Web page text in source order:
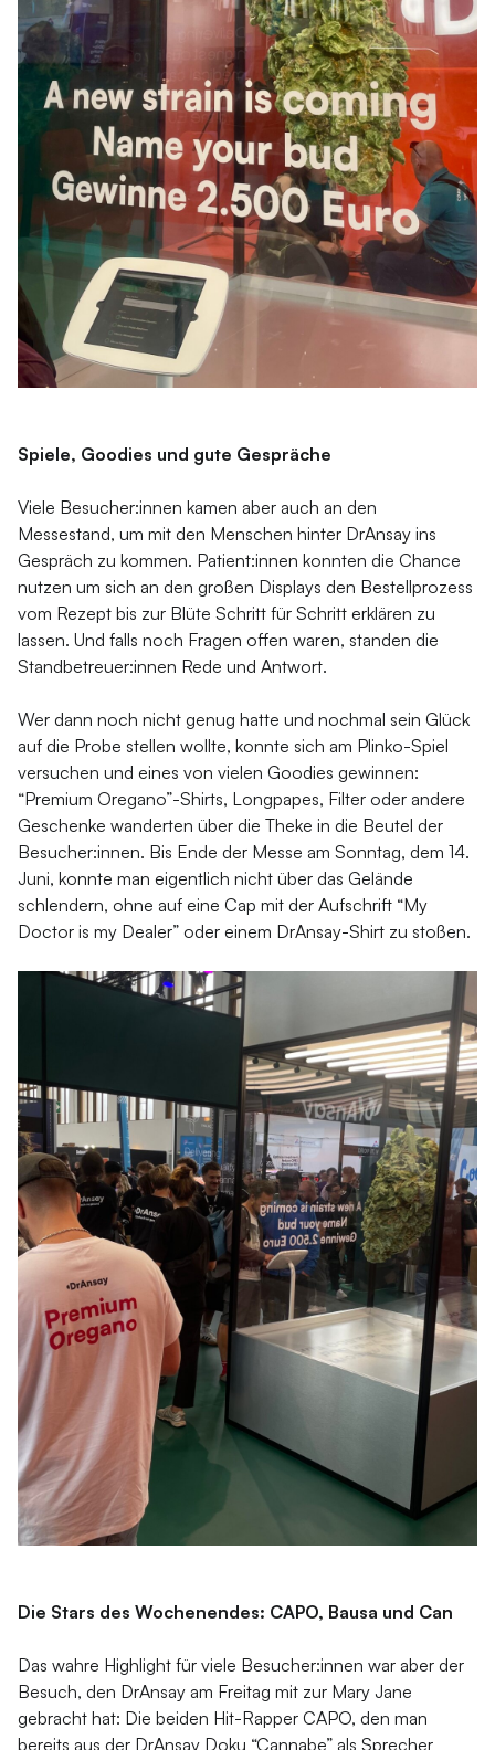
Spiele, Goodies und gute Gespräche
Viele Besucher:innen kamen aber auch an den
Messestand, um mit den Menschen hinter DrAnsay ins
Gespräch zu kommen. Patient:innen konnten die Chance
nutzen um sich an den großen Displays den Bestellprozess
vom Rezept bis zur Blüte Schritt für Schritt erklären zu
lassen. Und falls noch Fragen offen waren, standen die
Standbetreuer:innen Rede und Antwort.
Wer dann noch nicht genug hatte und nochmal sein Glück
auf die Probe stellen wollte, konnte sich am Plinko-Spiel
versuchen und eines von vielen Goodies gewinnen:
“Premium Oregano”-Shirts, Longpapes, Filter oder andere
Geschenke wanderten über die Theke in die Beutel der
Besucher:innen. Bis Ende der Messe am Sonntag, dem 14.
Juni, konnte man eigentlich nicht über das Gelände
schlendern, ohne auf eine Cap mit der Aufschrift “My
Doctor is my Dealer” oder einem DrAnsay-Shirt zu stoßen.
Die Stars des Wochenendes: CAPO, Bausa und Can
Das wahre Highlight für viele Besucher:innen war aber der
Besuch, den DrAnsay am Freitag mit zur Mary Jane
gebracht hat: Die beiden Hit-Rapper CAPO, den man
bereits aus der DrAnsay Doku “Cannabe” als Sprecher